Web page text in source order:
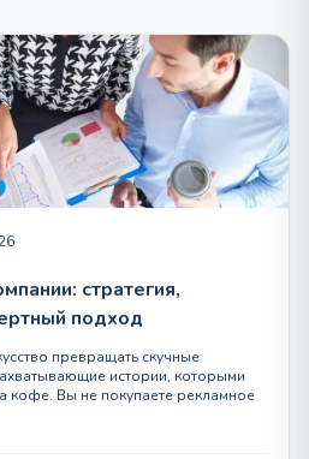
стратегия,
подход
превращать скучные
истории, которыми
кофе. Вы не покупаете рекламное